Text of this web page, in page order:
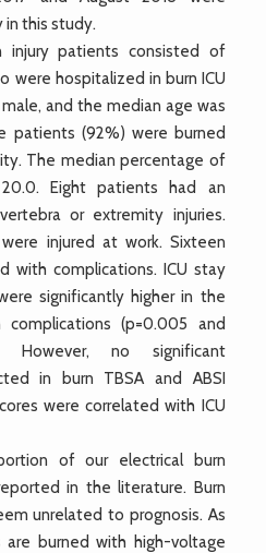
this study.
injury patients consisted of
were hospitalized in burn ICU
and the median age was
patients (92%) were burned
The median percentage of
Eight patients had an
or extremity injuries.
injured at work. Sixteen
with complications. ICU stay
significantly higher in the
(p=0.005 and
However, no significant
in burn TBSA and ABSI
were correlated with ICU
of our electrical burn
in the literature. Burn
unrelated to prognosis. As
burned with high-voltage